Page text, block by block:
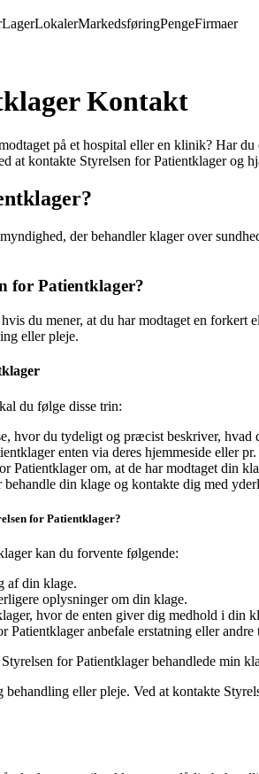
LagerLokalerMarkedsføringPengeFirmaer
Kontakt
på et hospital eller en klinik? Har
at kontakte Styrelsen for Patientklager og
der behandler klager over
for Patientklager?
du mener, at du har modtaget en
eller pleje.
du følge disse trin:
hvor du tydeligt og præcist beskriver, hvad
enten via deres hjemmeside eller pr.
Patientklager om, at de har modtaget din
din klage og kontakte dig med
for Patientklager?
kan du forvente følgende:
af din klage.
oplysninger om din klage.
hvor de enten giver dig medhold i din
anbefale erstatning eller
for Patientklager behandlede min
eller pleje. Ved at kontakte